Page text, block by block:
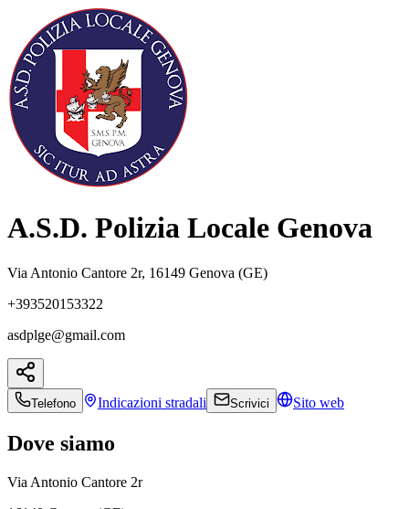
A.S.D. Polizia Locale Genova
Via Antonio Cantore 2r, 16149 Genova (GE)
+393520153322
asdplge@gmail.com
Telefono Indicazioni stradali Scrivici Sito web
Dove siamo
Via Antonio Cantore 2r